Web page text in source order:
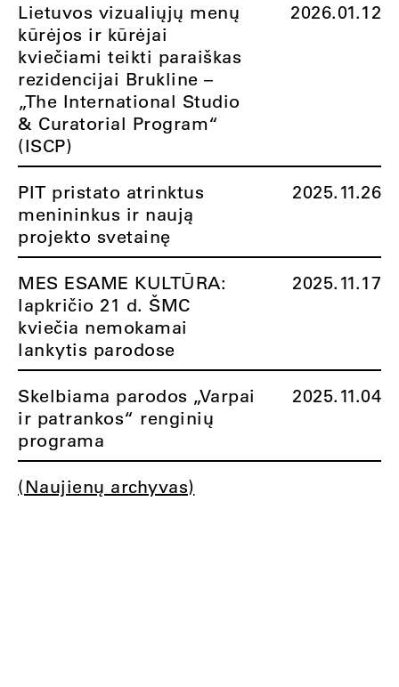
Lietuvos vizualiųjų menų
kūrėjos ir kūrėjai
kviečiami teikti paraiškas
rezidencijai Brukline –
„The International Studio
& Curatorial Program“
(ISCP)
2026.01.12
PIT pristato atrinktus
menininkus ir naują
projekto svetainę
2025.11.26
MES ESAME KULTŪRA:
lapkričio 21 d. ŠMC
kviečia nemokamai
lankytis parodose
2025.11.17
Skelbiama parodos „Varpai
ir patrankos“ renginių
programa
2025.11.04
(Naujienų archyvas)